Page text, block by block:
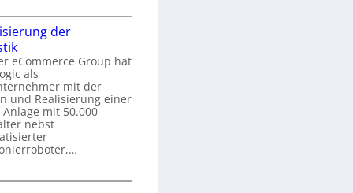
der
eCommerce Group hat
als
mit der
und Realisierung einer
mit 50.000
nebst